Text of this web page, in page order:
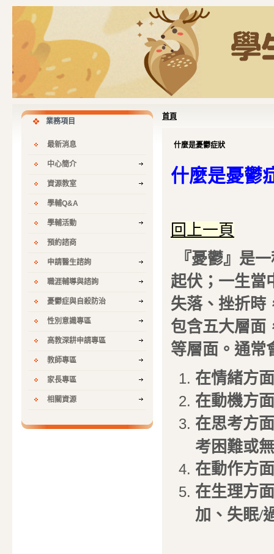
業務項目
最新消息
中心簡介
資源教室
學輔Q&A
學輔活動
預約諮商
申請醫生諮詢
職涯輔導與諮詢
憂鬱症與自殺防治
性別意識專區
高教深耕申請專區
教師專區
家長專區
相關資源
首頁
什麼是憂鬱症狀
什麼是憂鬱
回上一頁
『憂鬱』是
起伏；一生當
失落、挫折時
包含五大層面
等層面。通常
在情緒方
在動機方
在思考方
考困難或
在動作方
在生理方
加、失眠/